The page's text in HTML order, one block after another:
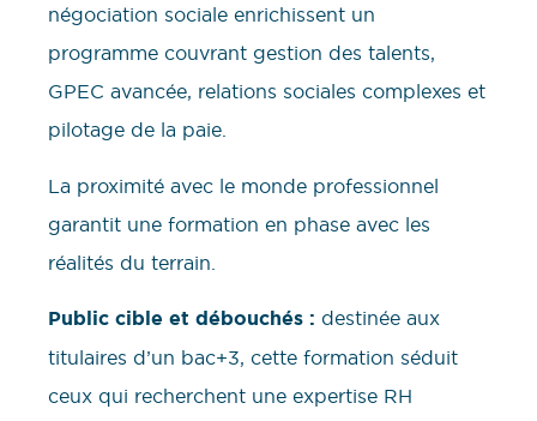
négociation sociale enrichissent un
programme couvrant gestion des talents,
GPEC avancée, relations sociales complexes et
pilotage de la paie.
La proximité avec le monde professionnel
garantit une formation en phase avec les
réalités du terrain.
Public cible et débouchés : destinée aux
titulaires d’un bac+3, cette formation séduit
ceux qui recherchent une expertise RH